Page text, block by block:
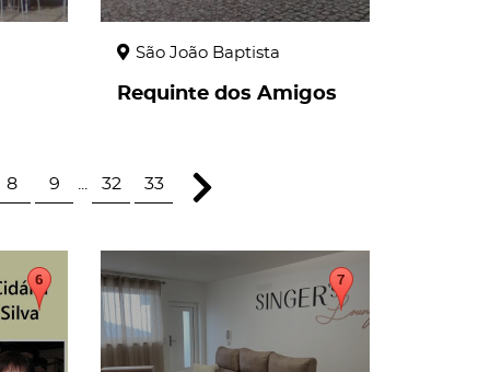
São João Baptista
Requinte dos Amigos
8 9 32 33
page